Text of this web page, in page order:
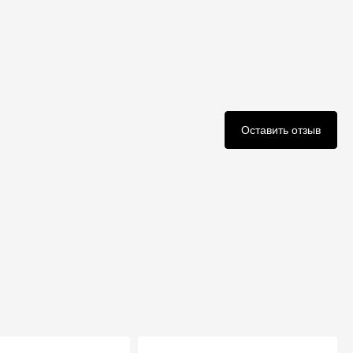
Оставить отзыв